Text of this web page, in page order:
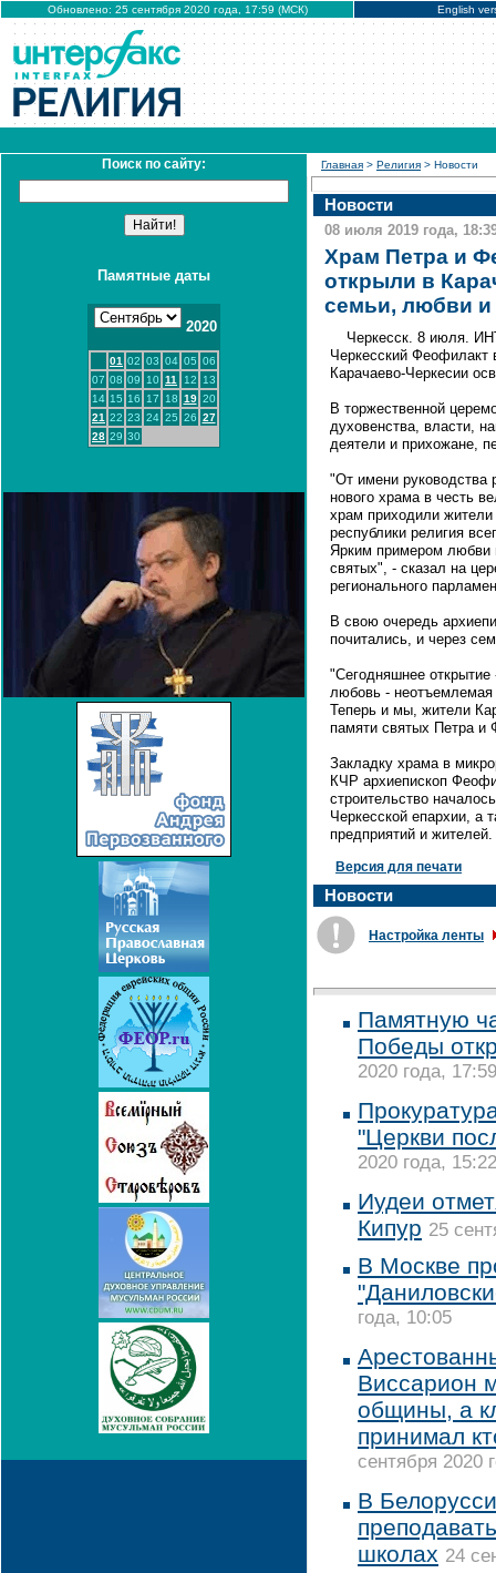
Обновлено: 25 сентября 2020 года, 17:59 (МСК) English
Поиск по сайту:
Памятные даты
2020
01 02 03 04 05 06
07 08 09 10 11 12
13
14 15 16 17 18 19 20
21 22 23 24 25 26 27
28 29 30
Главная > Религия > Новости
Новости
08 июля 2019 года,
Храм Петра и
открыли в
семьи, любви и
Черкесск. 8 июля.
Черкесский
Карачаево-Черкесии
В торжественной
духовенства, власти,
деятели и прихожане,
"От имени руководства
нового храма в честь
храм приходили
республики религия
Ярким примером любви
святых", - сказал на
регионального
В свою очередь
почитались, и через
"Сегодняшнее открытие
любовь -
Теперь и мы, жители
памяти святых Петра и
Закладку храма в
КЧР архиепископ
строительство
Черкесской епархии, а
предприятий и жителей.
Версия для печати
Новости
Настройка ленты
Памятную
Победы
2020 года, 17:59
"Церкви
2020 года, 15:22
Иудеи
Кипур 25
В Москве
года, 10:05
Виссарион
общины, а
принимал
сентября 2020
В
школах 24